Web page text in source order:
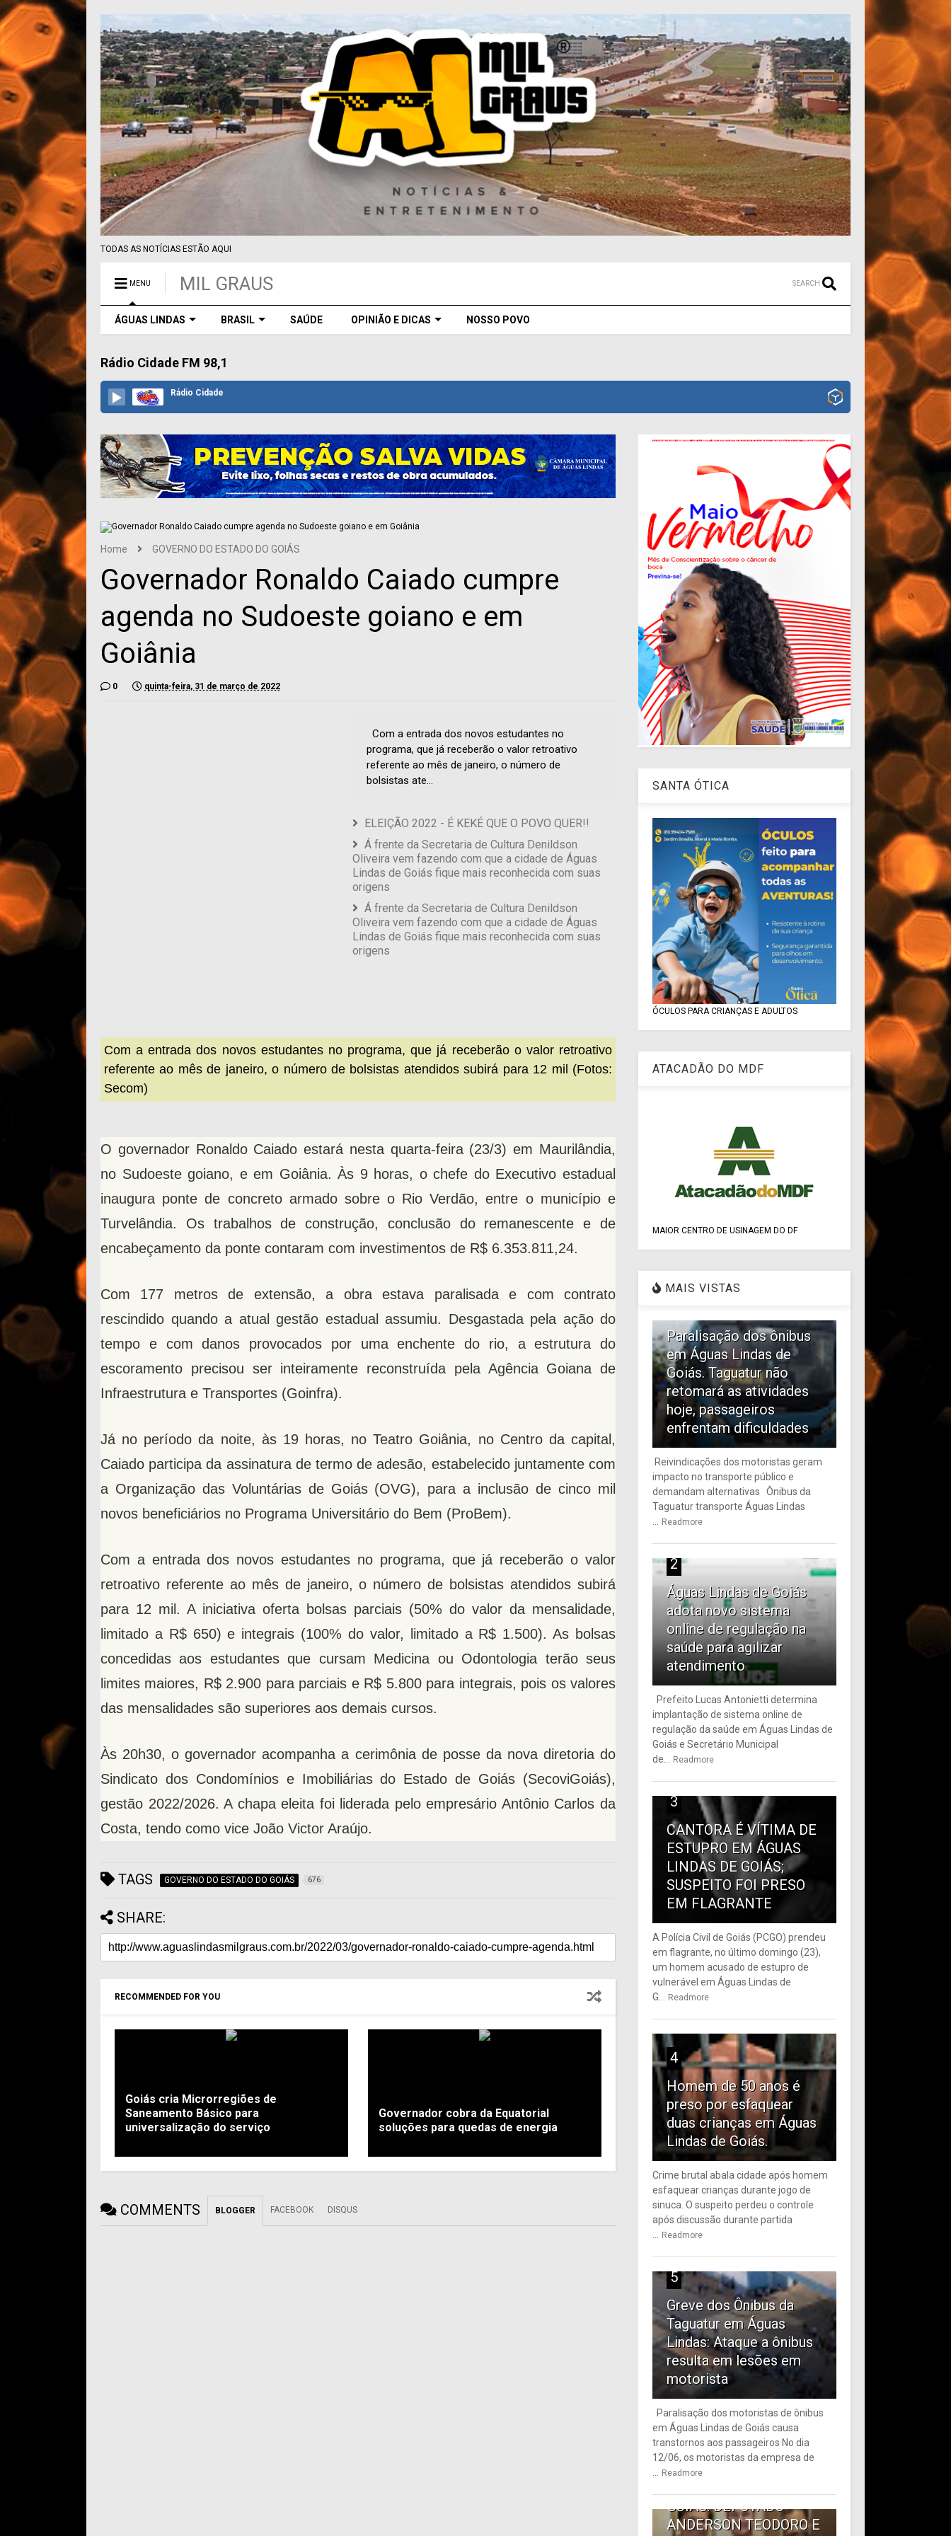
TODAS AS NOTÍCIAS ESTÃO AQUI
MENU MIL GRAUS SEARCH
ÁGUAS LINDAS BRASIL SAÚDE OPINIÃO E DICAS NOSSO POVO
Rádio Cidade FM 98,1
Rádio Cidade
Home GOVERNO DO ESTADO DO GOIÁS
Governador Ronaldo Caiado cumpre
agenda no Sudoeste goiano e em
Goiânia
0 quinta-feira, 31 de março de 2022
Com a entrada dos novos estudantes no
programa, que já receberão o valor retroativo
referente ao mês de janeiro, o número de
bolsistas ate...
ELEIÇÃO 2022 - É KEKÉ QUE O POVO QUER!!
Á frente da Secretaria de Cultura Denildson
Oliveira vem fazendo com que a cidade de Águas
Lindas de Goiás fique mais reconhecida com suas
origens
Á frente da Secretaria de Cultura Denildson
Oliveira vem fazendo com que a cidade de Águas
Lindas de Goiás fique mais reconhecida com suas
origens
Com a entrada dos novos estudantes no programa, que já receberão o valor retroativo
referente ao mês de janeiro, o número de bolsistas atendidos subirá para 12 mil (Fotos:
Secom)
O governador Ronaldo Caiado estará nesta quarta-feira (23/3) em Maurilândia,
no Sudoeste goiano, e em Goiânia. Às 9 horas, o chefe do Executivo estadual
inaugura ponte de concreto armado sobre o Rio Verdão, entre o município e
Turvelândia. Os trabalhos de construção, conclusão do remanescente e de
encabeçamento da ponte contaram com investimentos de R$ 6.353.811,24.
Com 177 metros de extensão, a obra estava paralisada e com contrato
rescindido quando a atual gestão estadual assumiu. Desgastada pela ação do
tempo e com danos provocados por uma enchente do rio, a estrutura do
escoramento precisou ser inteiramente reconstruída pela Agência Goiana de
Infraestrutura e Transportes (Goinfra).
Já no período da noite, às 19 horas, no Teatro Goiânia, no Centro da capital,
Caiado participa da assinatura de termo de adesão, estabelecido juntamente com
a Organização das Voluntárias de Goiás (OVG), para a inclusão de cinco mil
novos beneficiários no Programa Universitário do Bem (ProBem).
Com a entrada dos novos estudantes no programa, que já receberão o valor
retroativo referente ao mês de janeiro, o número de bolsistas atendidos subirá
para 12 mil. A iniciativa oferta bolsas parciais (50% do valor da mensalidade,
limitado a R$ 650) e integrais (100% do valor, limitado a R$ 1.500). As bolsas
concedidas aos estudantes que cursam Medicina ou Odontologia terão seus
limites maiores, R$ 2.900 para parciais e R$ 5.800 para integrais, pois os valores
das mensalidades são superiores aos demais cursos.
Às 20h30, o governador acompanha a cerimônia de posse da nova diretoria do
Sindicato dos Condomínios e Imobiliárias do Estado de Goiás (SecoviGoiás),
gestão 2022/2026. A chapa eleita foi liderada pelo empresário Antônio Carlos da
Costa, tendo como vice João Victor Araújo.
TAGS GOVERNO DO ESTADO DO GOIÁS 676
SHARE:
RECOMMENDED FOR YOU
Goiás cria Microrregiões de
Saneamento Básico para
universalização do serviço
Governador cobra da Equatorial
soluções para quedas de energia
COMMENTS BLOGGER FACEBOOK DISQUS
SANTA ÓTICA
ÓCULOS PARA CRIANÇAS E ADULTOS
ATACADÃO DO MDF
MAIOR CENTRO DE USINAGEM DO DF
MAIS VISTAS
Paralisação dos ônibus
em Águas Lindas de
Goiás. Taguatur não
retomará as atividades
hoje, passageiros
enfrentam dificuldades
Reivindicações dos motoristas geram
impacto no transporte público e
demandam alternativas Ônibus da
Taguatur transporte Águas Lindas
Readmore
2
Águas Lindas de Goiás
adota novo sistema
online de regulação na
saúde para agilizar
atendimento
Prefeito Lucas Antonietti determina
implantação de sistema online de
regulação da saúde em Águas Lindas de
Goiás e Secretário Municipal
de...
Readmore
3
CANTORA É VÍTIMA DE
ESTUPRO EM ÁGUAS
LINDAS DE GOIÁS;
SUSPEITO FOI PRESO
EM FLAGRANTE
A Polícia Civil de Goiás (PCGO) prendeu
em flagrante, no último domingo (23),
um homem acusado de estupro de
vulnerável em Águas Lindas de
G...
Readmore
4
Homem de 50 anos é
preso por esfaquear
duas crianças em Águas
Lindas de Goiás.
Crime brutal abala cidade após homem
esfaquear crianças durante jogo de
sinuca. O suspeito perdeu o controle
após discussão durante partida
Readmore
5
Greve dos Ônibus da
Taguatur em Águas
Lindas: Ataque a ônibus
resulta em lesões em
motorista
Paralisação dos motoristas de ônibus
em Águas Lindas de Goiás causa
transtornos aos passageiros No dia
12/06, os motoristas da empresa de
Readmore
6
TRANSPORTE PÚBLICO
GOIÁS: DEPUTADO
ANDERSON TEODORO E